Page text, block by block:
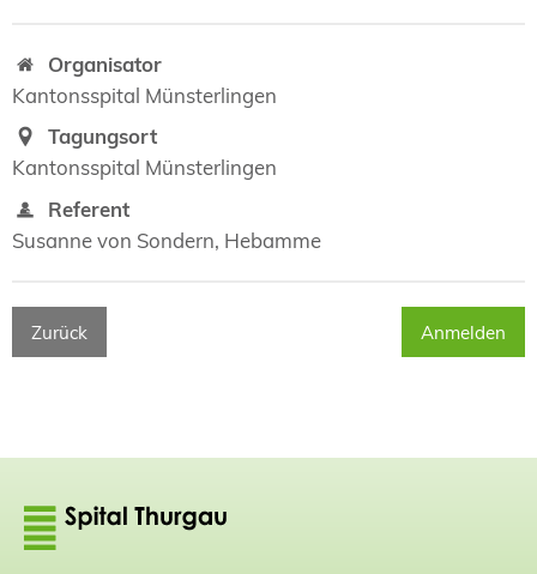
Organisator
Kantonsspital Münsterlingen
Tagungsort
Kantonsspital Münsterlingen
Referent
Susanne von Sondern, Hebamme
Zurück Anmelden